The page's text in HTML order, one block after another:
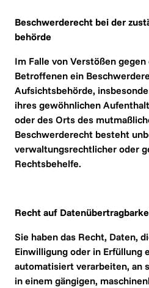
Beschwerde­recht bei der
behörde
Im Falle von Verstößen
Betroffenen ein
Aufsichtsbehörde,
ihres gewöhnlichen
oder des Orts des
Beschwerderecht besteht
verwaltungsrechtlicher oder
Rechtsbehelfe.
Recht auf
Sie haben das Recht, Daten,
Einwilligung oder in Erfüllung
automatisiert verarbeiten, an
in einem gängigen,